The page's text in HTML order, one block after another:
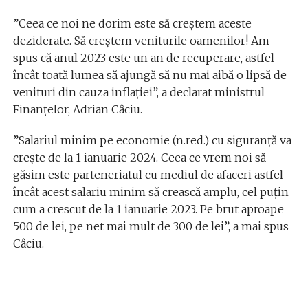
”Ceea ce noi ne dorim este să creștem aceste
deziderate. Să creștem veniturile oamenilor! Am
spus că anul 2023 este un an de recuperare, astfel
încât toată lumea să ajungă să nu mai aibă o lipsă de
venituri din cauza inflației”, a declarat ministrul
Finanțelor, Adrian Câciu.
”Salariul minim pe economie (n.red.) cu siguranță va
crește de la 1 ianuarie 2024. Ceea ce vrem noi să
găsim este parteneriatul cu mediul de afaceri astfel
încât acest salariu minim să crească amplu, cel puțin
cum a crescut de la 1 ianuarie 2023. Pe brut aproape
500 de lei, pe net mai mult de 300 de lei”, a mai spus
Câciu.